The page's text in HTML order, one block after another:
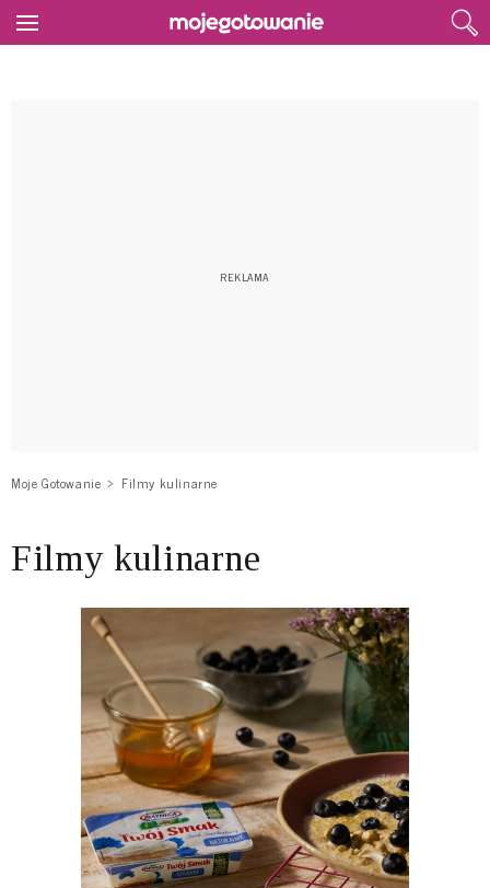
Moje Gotowanie Filmy kulinarne
Filmy kulinarne